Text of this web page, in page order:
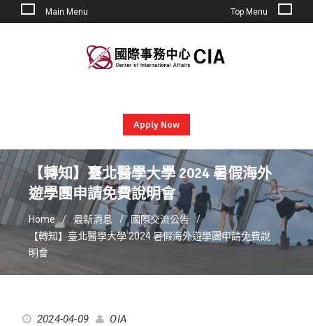
Main Menu Top Menu
Apply Now
【轉知】臺北醫學大學 2024 暑假海外
遊學團申請免費說明會
Home 最新消息
國際交流公告
【轉知】臺北醫學大學 2024 暑假海外遊學團申請免費說
明會
2024-04-09 OIA